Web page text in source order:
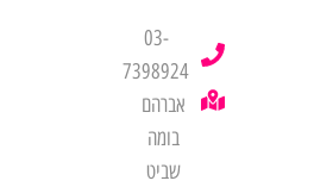
03-
7398924
אברהם
בומה
שביט